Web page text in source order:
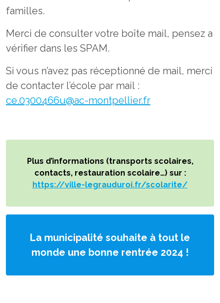
familles.
Merci de consulter votre boîte mail, pensez a
vérifier dans les SPAM.
Si vous n’avez pas réceptionné de mail, merci
de contacter l’école par mail :
ce.0300466u@ac-montpellier.fr
Plus d’informations (transports scolaires,
contacts, restauration scolaire…) sur :
https://ville-legrauduroi.fr/scolarite/
La municipalité souhaite à tout le
monde une bonne rentrée 2024 !